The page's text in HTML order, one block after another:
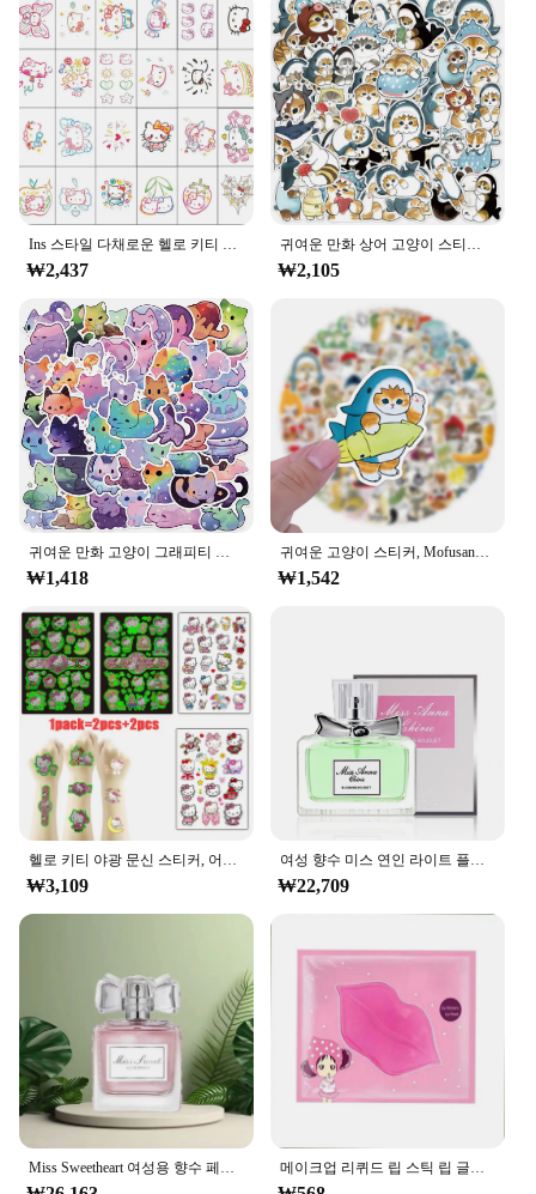
Ins 스타일 다채로운 헬로 키티 문신, 귀여운 소녀, 도파민, 카와이 데칼, 임시 가짜 문신 스티커, 팔 바디 장난감, 24 개, 25 개
₩2,437
귀여운 만화 상어 고양이 스티커, 재미있는 동물 그래피티 데칼, DIY 물병 냉장고 방수 스티커, 아이 장난감, 10 개, 30 개, 50 개
₩2,105
귀여운 만화 고양이 그래피티 스티커 비닐 방수 스티커, 휴대폰 기타 노트북 노트북 가방 컵, 어린이 장난감, 10 개, 30 개, 50 개
₩1,418
귀여운 고양이 스티커, Mofusand 그래피티 스티커, 재미있는 만화 동물 스크랩북, 수하물 노트북 기타, 자전거 데칼, 10 개, 30 개, 50 개, 110 개
₩1,542
헬로 키티 야광 문신 스티커, 어린이 팔 얼굴 빛나는 문신, 어린이 신체 문신, 잔해 스티커, 선물 상자 세트
₩3,109
여성 향수 미스 연인 라이트 플로럴 노트, 오리지널 데일리 데이트 향수, 지속되는 향수, 페로몬 라이트 향수, 50ml
₩22,709
Miss Sweetheart 여성용 향수 페로몬 란저, 24-48 시간 가벼운 꽃 노트, 오리지널 데일리 데이트, 50ml 메이크업 리퀴드 립 스틱 립 글로스, 방수 오래 지속되는 티어 립스틱, 립글로스 미스 여성 섹시 레드 메이크업, 티어 풀 립 마스크